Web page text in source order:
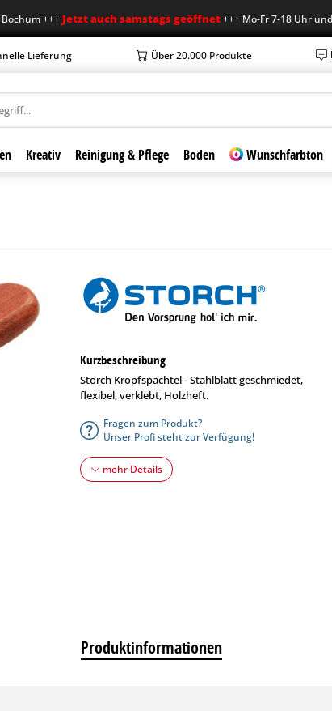
+++Jetzt auch samstags geöffnet+++ Mo-Fr 7-18 Uhr und Sa
Lieferung Über 20.000 Produkte
Kreativ Reinigung & Pflege Boden Wunschfarbton
Kurzbeschreibung
Storch Kropfspachtel - Stahlblatt geschmiedet,
flexibel, verklebt, Holzheft.
Fragen zum Produkt?
Unser Profi steht zur Verfügung!
mehr Details
Produktinformationen